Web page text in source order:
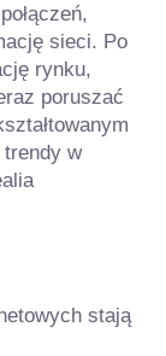
sieci. Po
rynku,
poruszać
w
stają